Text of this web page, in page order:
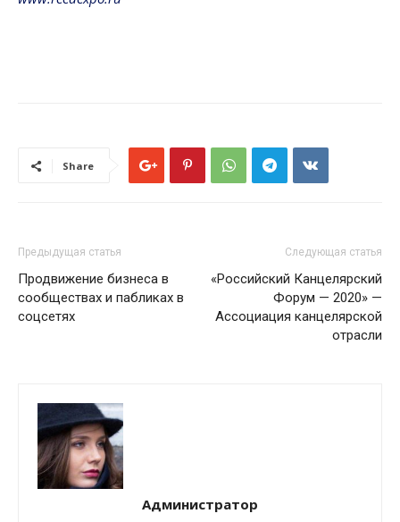
Share
Предыдущая статья
Продвижение бизнеса в
сообществах и пабликах в
соцсетях
Следующая статья
«Российский Канцелярский
Форум — 2020» —
Ассоциация канцелярской
отрасли
Администратор